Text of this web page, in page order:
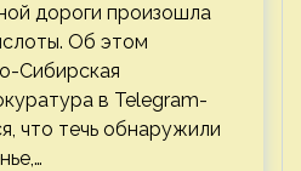
дороги произошла
Об этом
Сибирская
в Telegram-
что течь обнаружили